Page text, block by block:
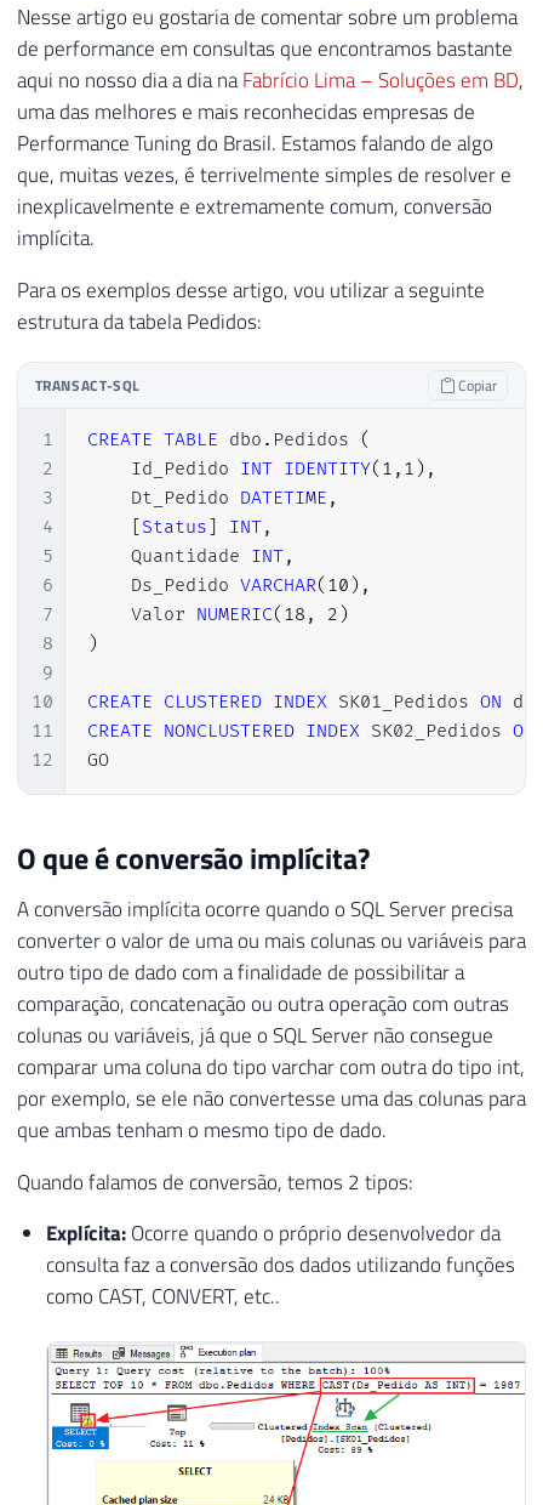
Nesse artigo eu gostaria de comentar sobre um problema
de performance em consultas que encontramos bastante
aqui no nosso dia a dia naFabrício Lima – Soluções em BD,
uma das melhores e mais reconhecidas empresas de
Performance Tuning do Brasil. Estamos falando de algo
que, muitas vezes, é terrivelmente simples de resolver e
inexplicavelmente e extremamente comum, conversão
implícita.
Para os exemplos desse artigo, vou utilizar a seguinte
estrutura da tabela Pedidos:
TRANSACT-SQL Copiar
1
2
3
4
5
6
7
8
9
10
11
12
CREATE TABLE dbo . Pedidos
(
    Id_Pedido
INT IDENTITY( 1 , 1 ) ,
    Dt_Pedido
DATETIME ,
Status INT,
    Quantidade
INT,
    Ds_Pedido
VARCHAR( 10 ) ,
    Valor
NUMERIC( 18 , 2 )
)
CREATE CLUSTERED INDEX SK01_Pedidos ON
CREATE NONCLUSTERED INDEX SK02_Pedidos ON
GO
O que é conversão implícita?
A conversão implícita ocorre quando o SQL Server precisa
converter o valor de uma ou mais colunas ou variáveis para
outro tipo de dado com a finalidade de possibilitar a
comparação, concatenação ou outra operação com outras
colunas ou variáveis, já que o SQL Server não consegue
comparar uma coluna do tipo varchar com outra do tipo int,
por exemplo, se ele não convertesse uma das colunas para
que ambas tenham o mesmo tipo de dado.
Quando falamos de conversão, temos 2 tipos:
Explícita:Ocorre quando o próprio desenvolvedor da
consulta faz a conversão dos dados utilizando funções
como CAST, CONVERT, etc..